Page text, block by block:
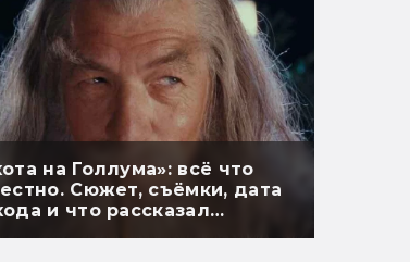
на Голлума»: всё что
Сюжет, съёмки, дата
и что рассказал